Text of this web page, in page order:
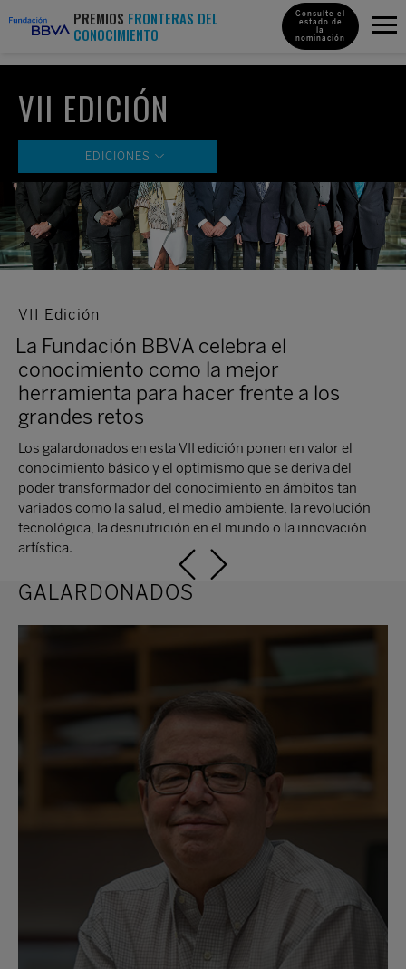
PREMIOS FRONTERAS DEL
CONOCIMIENTO
Consulte el
estado de
la
nominación
VII EDICIÓN
EDICIONES
XVIII Edición
XVII Edición
XVI Edición
XIII Edición
XII Edición
X Edición
IX Edición
VIII Edición
VI Edición
II Edición
VII Edición
La Fundación BBVA celebra el
conocimiento como la mejor
herramienta para hacer frente a los
grandes retos
Los galardonados en esta VII edición ponen en valor el
conocimiento básico y el optimismo que se deriva del
poder transformador del conocimiento en ámbitos tan
variados como la salud, el medio ambiente, la revolución
tecnológica, la desnutrición en el mundo o la innovación
artística.
GALARDONADOS